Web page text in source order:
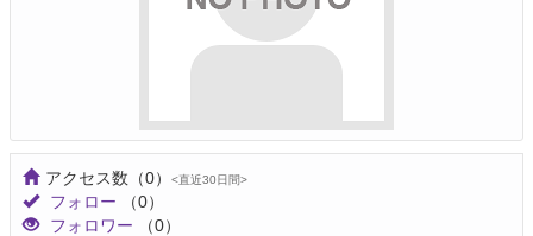
アクセス数 （0） <直近30日間>
フォロー
（0）
フォロワー
（0）